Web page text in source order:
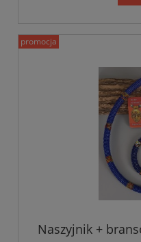
Naszyjnik +
promocja